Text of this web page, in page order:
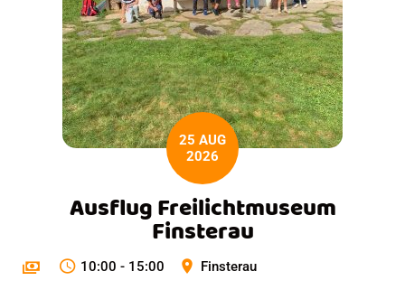
25 AUG
2026
Ausflug Freilichtmuseum
Finsterau
10:00 - 15:00
Finsterau